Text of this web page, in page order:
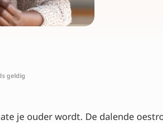
geldig
je ouder wordt. De dalende